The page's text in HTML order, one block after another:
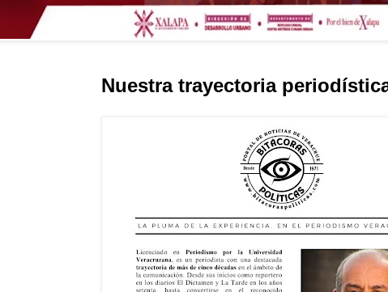
Nuestra trayectoria